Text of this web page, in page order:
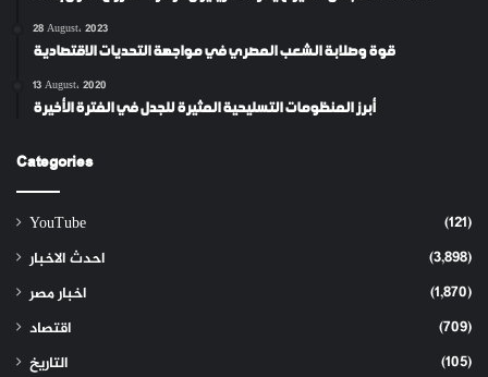
28 August، 2023
قوة وصلابة الشعب المصري في مواجهة التحديات الاقتصادية
13 August، 2020
أبرز المنظومات التسليحية المثيرة للجدل في الفترة الأخيرة
Categories
YouTube
(121)
احدث الاخبار
(3,898)
اخبار مصر
(1,870)
اقتصاد
(709)
التاريخ
(105)